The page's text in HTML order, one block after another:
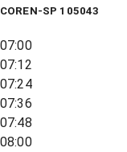
COREN-SP 105043
07:00
07:12
07:24
07:36
07:48
08:00